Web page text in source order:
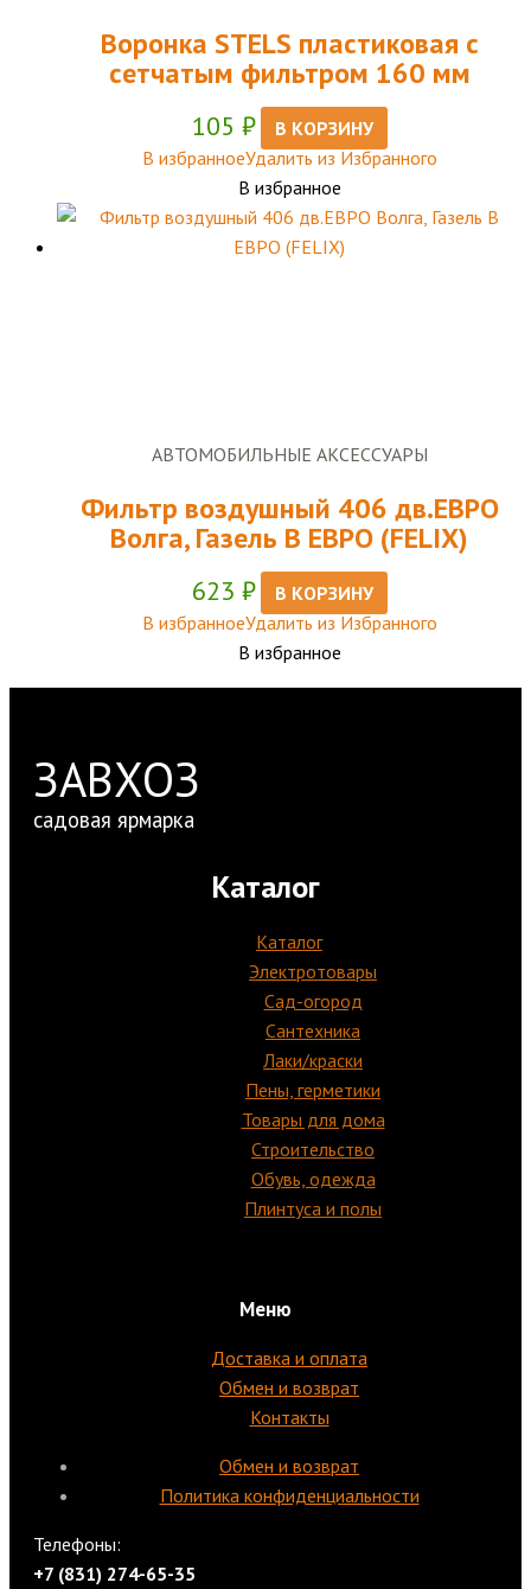
Воронка STELS пластиковая с
сетчатым фильтром 160 мм
105 ₽
В КОРЗИНУ
В избранноеУдалить из Избранного
В избранное
АВТОМОБИЛЬНЫЕ АКСЕССУАРЫ
Фильтр воздушный 406 дв.ЕВРО
Волга, Газель В ЕВРО (FELIX)
623 ₽
В КОРЗИНУ
В избранноеУдалить из Избранного
В избранное
ЗАВХОЗ
садовая ярмарка
Каталог
Каталог
Электротовары
Сад-огород
Сантехника
Лаки/краски
Пены, герметики
Товары для дома
Строительство
Обувь, одежда
Плинтуса и полы
Меню
Доставка и оплата
Обмен и возврат
Контакты
Обмен и возврат
Политика конфиденциальности
Телефоны:
+7 (831) 274-65-35